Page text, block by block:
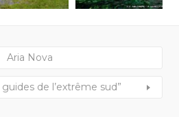
Aria Nova
de l’extrême sud”